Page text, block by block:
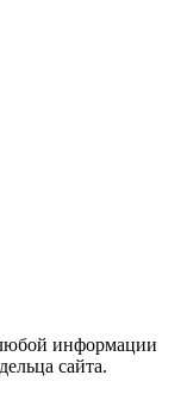
информации
сайта.